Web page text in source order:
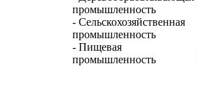
промышленность
- Сельскохозяйственная
промышленность
- Пищевая
промышленность